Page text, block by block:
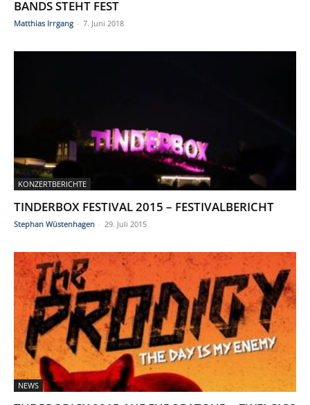
BANDS STEHT FEST
Matthias Irrgang - 7. Juni 2018
KONZERTBERICHTE
TINDERBOX FESTIVAL 2015 – FESTIVALBERICHT
Stephan Wüstenhagen - 29. Juli 2015
NEWS